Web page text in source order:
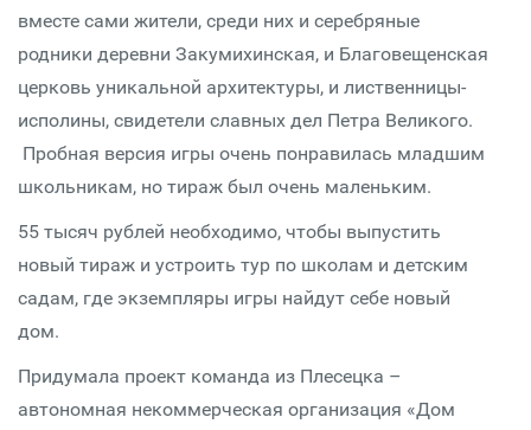
вместе сами жители, среди них и серебряные
родники деревни Закумихинская, и Благовещенская
церковь уникальной архитектуры, и лиственницы-
исполины, свидетели славных дел Петра Великого.
Пробная версия игры очень понравилась младшим
школьникам, но тираж был очень маленьким.
55 тысяч рублей необходимо, чтобы выпустить
новый тираж и устроить тур по школам и детским
садам, где экземпляры игры найдут себе новый
дом.
Придумала проект команда из Плесецка –
автономная некоммерческая организация «Дом